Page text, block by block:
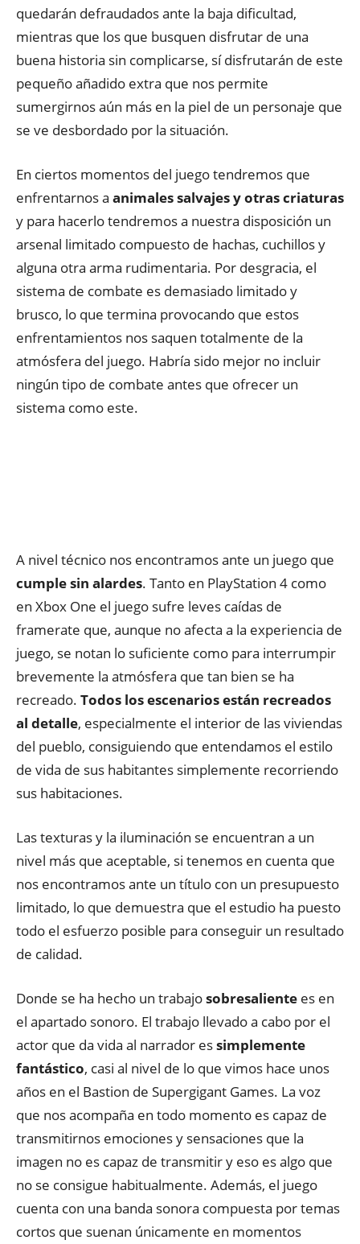
quedarán defraudados ante la baja dificultad,
mientras que los que busquen disfrutar de una
buena historia sin complicarse, sí disfrutarán de este
pequeño añadido extra que nos permite
sumergirnos aún más en la piel de un personaje que
se ve desbordado por la situación.
En ciertos momentos del juego tendremos que
enfrentarnos a animales salvajes y otras criaturas
y para hacerlo tendremos a nuestra disposición un
arsenal limitado compuesto de hachas, cuchillos y
alguna otra arma rudimentaria. Por desgracia, el
sistema de combate es demasiado limitado y
brusco, lo que termina provocando que estos
enfrentamientos nos saquen totalmente de la
atmósfera del juego. Habría sido mejor no incluir
ningún tipo de combate antes que ofrecer un
sistema como este.
A nivel técnico nos encontramos ante un juego que
cumple sin alardes. Tanto en PlayStation 4 como
en Xbox One el juego sufre leves caídas de
framerate que, aunque no afecta a la experiencia de
juego, se notan lo suficiente como para interrumpir
brevemente la atmósfera que tan bien se ha
recreado. Todos los escenarios están recreados
al detalle, especialmente el interior de las viviendas
del pueblo, consiguiendo que entendamos el estilo
de vida de sus habitantes simplemente recorriendo
sus habitaciones.
Las texturas y la iluminación se encuentran a un
nivel más que aceptable, si tenemos en cuenta que
nos encontramos ante un título con un presupuesto
limitado, lo que demuestra que el estudio ha puesto
todo el esfuerzo posible para conseguir un resultado
de calidad.
Donde se ha hecho un trabajosobresaliente es en
el apartado sonoro. El trabajo llevado a cabo por el
actor que da vida al narrador essimplemente
fantástico, casi al nivel de lo que vimos hace unos
años en el Bastion de Supergigant Games. La voz
que nos acompaña en todo momento es capaz de
transmitirnos emociones y sensaciones que la
imagen no es capaz de transmitir y eso es algo que
no se consigue habitualmente. Además, el juego
cuenta con una banda sonora compuesta por temas
cortos que suenan únicamente en momentos